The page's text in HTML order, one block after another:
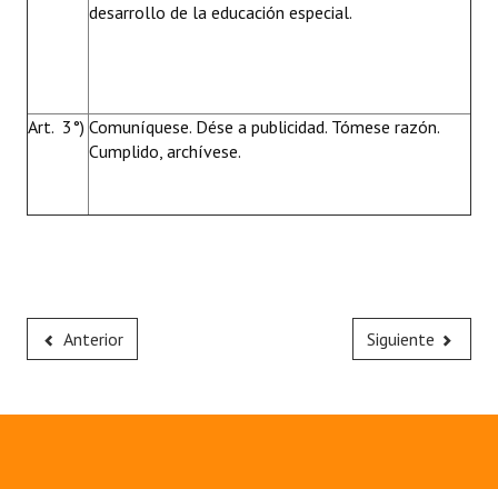
desarrollo de la educación especial.
Art. 3°) Comuníquese. Dése a publicidad. Tómese razón.
Cumplido, archívese.
Anterior Siguiente